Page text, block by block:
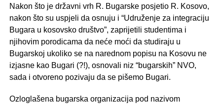
Nakon što je državni vrh R. Bugarske posjetio R. Kosovo,
nakon što su uspjeli da osnuju i “Udruženje za integraciju
Bugara u kosovsko društvo”, zaprijetili studentima i
njihovim porodicama da neće moći da studiraju u
Bugarskoj ukoliko se na narednom popisu na Kosovu ne
izjasne kao Bugari (?!), osnovali niz “bugarskih” NVO,
sada i otvoreno pozivaju da se pišemo Bugari.
Ozloglašena bugarska organizacija pod nazivom